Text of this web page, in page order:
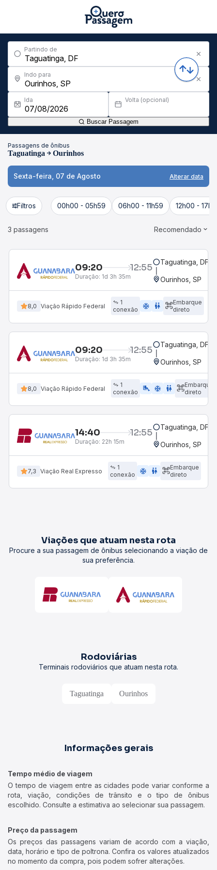
Partindo de
Indo para
Ida Volta (opcional)
Buscar Passagem
Passagens de ônibus
Taguatinga Ourinhos
Sexta-feira, 07 de Agosto Alterar data
Filtros 00h00 - 05h59 06h00 - 11h59 12h00 -
3 passagens Recomendado
09:20 12:55
Duração: 1d 3h 35m
Taguatinga, DF
Ourinhos, SP
8,0 Viação Rápido Federal
1
conexão
ac_unit wc
Embarque
direto
09:20 12:55
Duração: 1d 3h 35m
Taguatinga, DF
Ourinhos, SP
8,0 Viação Rápido Federal
1
conexão
airline_seat_legroom_extra ac_unit wc
Embarque
direto
14:40 12:55
Duração: 22h 15m
Taguatinga, DF
Ourinhos, SP
7,3 Viação Real Expresso
1
conexão
ac_unit wc
Embarque
direto
Viações que atuam nesta rota
Procure a sua passagem de ônibus selecionando a viação de
sua preferência.
Rodoviárias
Terminais rodoviários que atuam nesta rota.
Taguatinga Ourinhos
Informações gerais
Tempo médio de viagem
O tempo de viagem entre as cidades pode variar conforme a
rota, viação, condições de trânsito e o tipo de ônibus
escolhido. Consulte a estimativa ao selecionar sua passagem.
Preço da passagem
Os preços das passagens variam de acordo com a viação,
data, horário e tipo de poltrona. Confira os valores atualizados
no momento da compra, pois podem sofrer alterações.